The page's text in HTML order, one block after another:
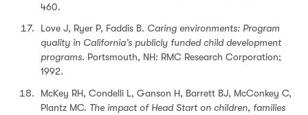
460.
Love J, Ryer P, Faddis B. Caring environments: Program
quality in California’s publicly funded child development
programs. Portsmouth, NH: RMC Research Corporation;
1992.
McKey RH, Condelli L, Ganson H, Barrett BJ, McConkey C,
Plantz MC. The impact of Head Start on children, families